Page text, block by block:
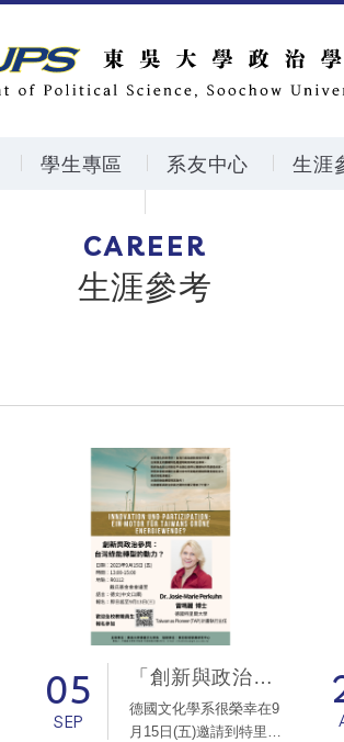
學生專區 系友中心 生涯
CAREER
生涯參考
05
SEP
「創新與政治參與：台灣綠能轉型的動力？」
德國文化學系很榮幸在9
月15日(五)邀請到特里爾